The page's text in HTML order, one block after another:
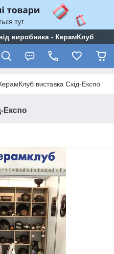
виробника - КерамКлуб
виставка Схід-Експо
Експо